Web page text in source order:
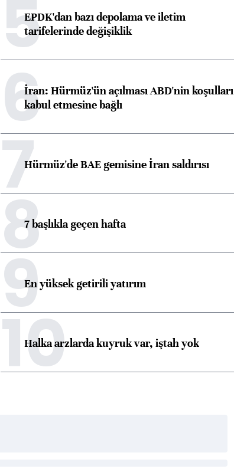
5EPDK'dan bazı depolama ve iletim
tarifelerinde değişiklik
6İran: Hürmüz'ün açılması ABD'nin koşulları
kabul etmesine bağlı
7Hürmüz'de BAE gemisine İran saldırısı
87 başlıkla geçen hafta
9En yüksek getirili yatırım
10
Halka arzlarda kuyruk var, iştah yok